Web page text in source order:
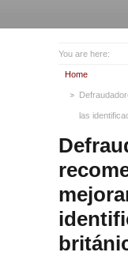
You are here:
Home
las